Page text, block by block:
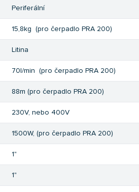
Periferální
15,8kg (pro čerpadlo PRA 200)
Litina
70l/min (pro čerpadlo PRA 200)
88m (pro čerpadlo PRA 200)
230V, nebo 400V
1500W, (pro čerpadlo PRA 200)
1"
1"